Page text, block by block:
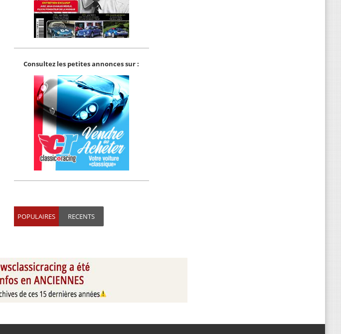
Consultez les petites annonces sur :
POPULAIRES RECENTS